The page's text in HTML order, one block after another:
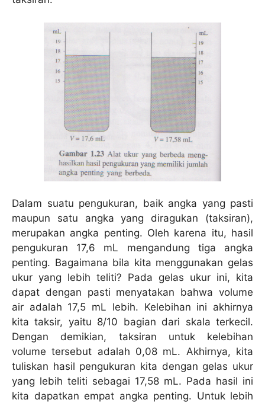
Dalam suatu pengukuran, baik angka yang pasti
maupun satu angka yang diragukan (taksiran),
merupakan angka penting. Oleh karena itu, hasil
pengukuran 17,6 mL mengandung tiga angka
penting. Bagaimana bila kita menggunakan gelas
ukur yang lebih teliti? Pada gelas ukur ini, kita
dapat dengan pasti menyatakan bahwa volume
air adalah 17,5 mL lebih. Kelebihan ini akhirnya
kita taksir, yaitu 8/10 bagian dari skala terkecil.
Dengan demikian, taksiran untuk kelebihan
volume tersebut adalah 0,08 mL. Akhirnya, kita
tuliskan hasil pengukuran kita dengan gelas ukur
yang lebih teliti sebagai 17,58 mL. Pada hasil ini
kita dapatkan empat angka penting. Untuk lebih